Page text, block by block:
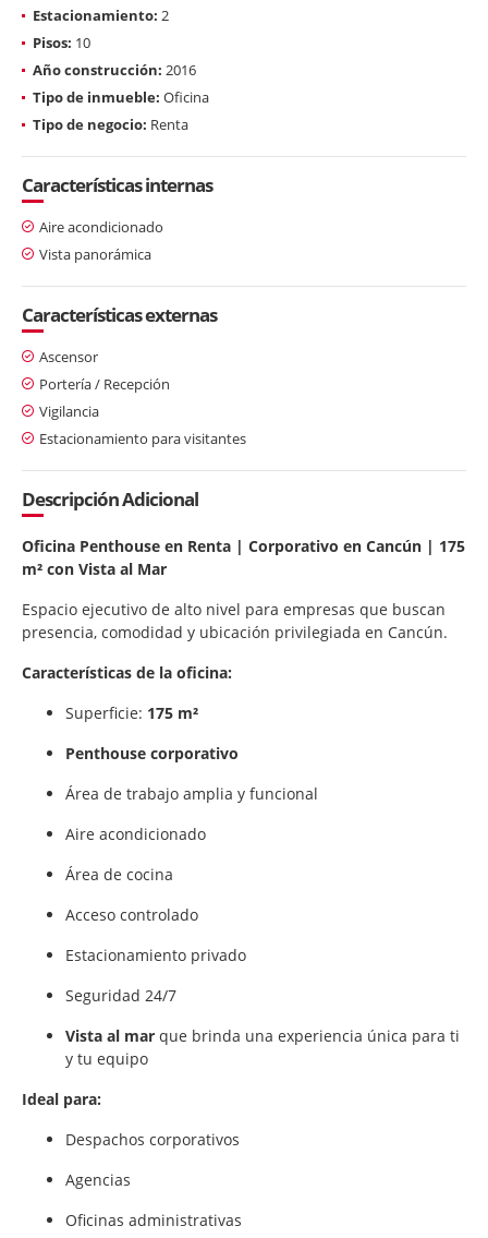
Estacionamiento: 2
Pisos: 10
Año construcción: 2016
Tipo de inmueble: Oficina
Tipo de negocio: Renta
Características internas
Aire acondicionado
Vista panorámica
Características externas
Ascensor
Portería / Recepción
Vigilancia
Estacionamiento para visitantes
Descripción Adicional
Oficina Penthouse en Renta | Corporativo en Cancún | 175
m² con Vista al Mar
Espacio ejecutivo de alto nivel para empresas que buscan
presencia, comodidad y ubicación privilegiada en Cancún.
Características de la oficina:
Superficie: 175 m²
Penthouse corporativo
Área de trabajo amplia y funcional
Aire acondicionado
Área de cocina
Acceso controlado
Estacionamiento privado
Seguridad 24/7
Vista al mar que brinda una experiencia única para ti
y tu equipo
Ideal para:
Despachos corporativos
Agencias
Oficinas administrativas